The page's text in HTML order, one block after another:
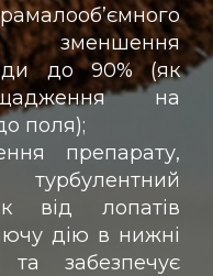
зменшення
до 90% (як
на
поля);
препарату,
від лопатів
дію в нижні
забезпечує